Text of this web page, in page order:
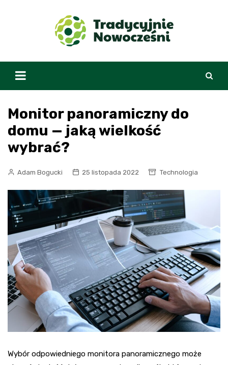
Monitor panoramiczny do
domu — jaką wielkość
wybrać?
Adam Bogucki 25 listopada 2022 Technologia
Wybór odpowiedniego monitora panoramicznego może